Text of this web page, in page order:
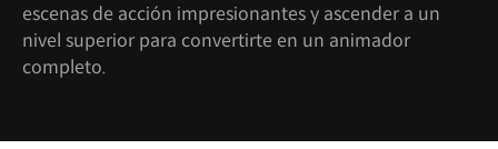
escenas de acción impresionantes y ascender a un
nivel superior para convertirte en un animador
completo.